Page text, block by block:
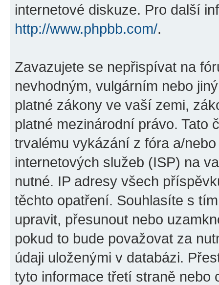
internetové diskuze. Pro další
http://www.phpbb.com/.
Zavazujete se nepřispívat na
nevhodným, vulgárním nebo
platné zákony ve vaší zemi,
platné mezinárodní právo. Tato
trvalému vykázání z fóra a/
internetových služeb (ISP) na
nutné. IP adresy všech
těchto opatření. Souhlasíte s
upravit, přesunout nebo
pokud to bude považovat za
údaji uloženými v databázi.
tyto informace třetí straně nebo